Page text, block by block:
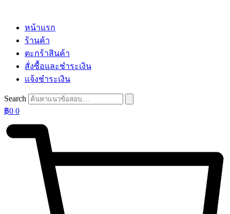
หน้าแรก
ร้านค้า
ตะกร้าสินค้า
สั่งซื้อและชำระเงิน
แจ้งชำระเงิน
Search
฿0 0